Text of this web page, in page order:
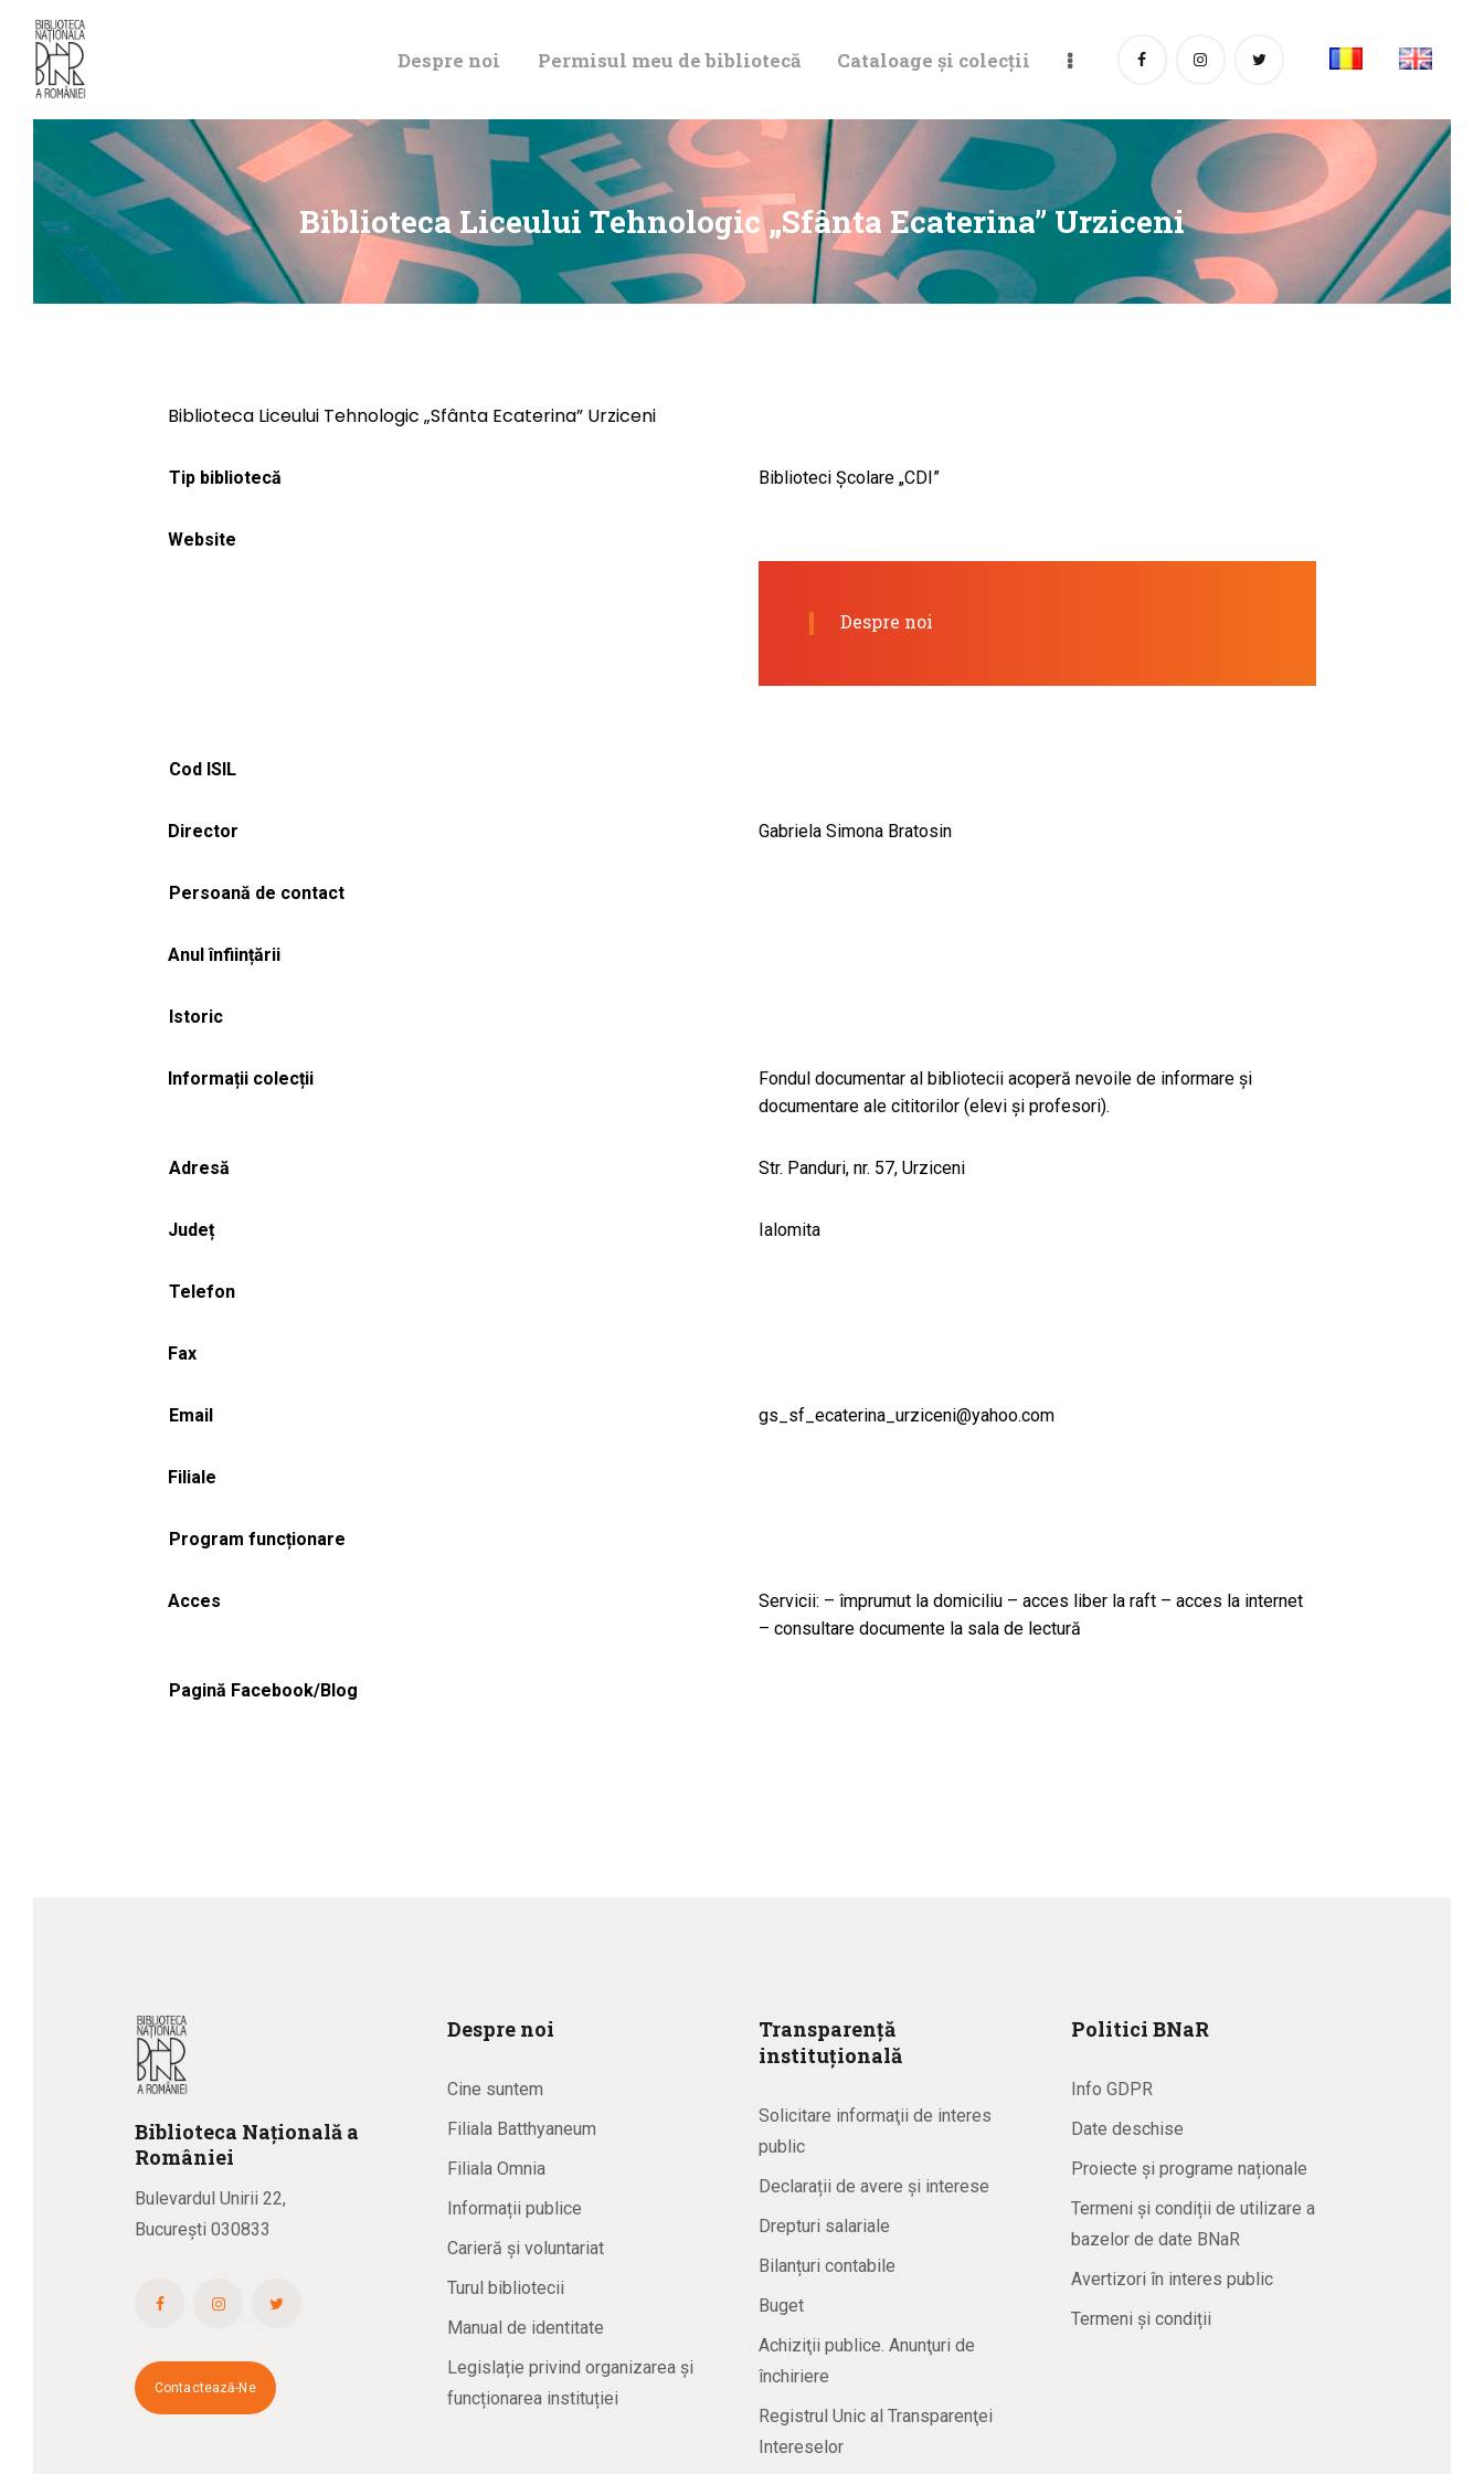
Despre noi Permisul meu de bibliotecă Cataloage și colecții
Biblioteca Liceului Tehnologic „Sfânta Ecaterina” Urziceni
DE BIBLIOTECĂ
CATALOAGE ȘI
COLECȚII
Biblioteca Liceului Tehnologic „Sfânta Ecaterina” Urziceni
Tip bibliotecă Biblioteci Școlare „CDI”
Website
Despre noi
Cod ISIL
Director Gabriela Simona Bratosin
Persoană de contact
Anul înființării
Istoric
Informații colecții
Fondul documentar al bibliotecii acoperă nevoile de informare și
documentare ale cititorilor (elevi și profesori).
Adresă Str. Panduri, nr. 57, Urziceni
Județ Ialomita
Telefon
Fax
Email gs_sf_ecaterina_urziceni@yahoo.com
Filiale
Program funcționare
Acces
Servicii: – împrumut la domiciliu – acces liber la raft – acces la internet
– consultare documente la sala de lectură
Pagină Facebook/Blog
Biblioteca Națională a
României
Bulevardul Unirii 22,
București 030833
Contactează-Ne
Despre noi
Cine suntem
Filiala Batthyaneum
Filiala Omnia
Informații publice
Carieră și voluntariat
Turul bibliotecii
Manual de identitate
Legislație privind organizarea și
funcționarea instituției
Transparență
instituțională
Solicitare informaţii de interes
public
Declarații de avere și interese
Drepturi salariale
Bilanțuri contabile
Buget
Achiziţii publice. Anunţuri de
închiriere
Registrul Unic al Transparenţei
Intereselor
Politici BNaR
Info GDPR
Date deschise
Proiecte și programe naționale
Termeni și condiții de utilizare a
bazelor de date BNaR
Avertizori în interes public
Termeni și condiții